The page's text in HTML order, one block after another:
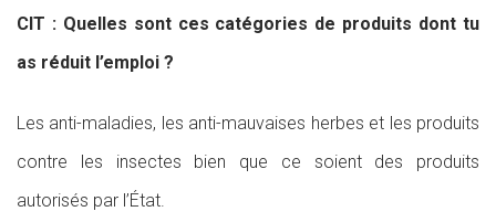
CIT : Quelles sont ces catégories de produits dont tu
as réduit l’emploi ?
Les anti-maladies, les anti-mauvaises herbes et les produits
contre les insectes bien que ce soient des produits
autorisés par l’État.